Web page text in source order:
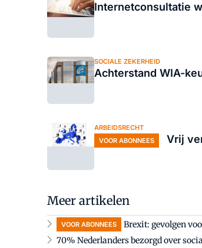
Internetconsultatie
SOCIALE ZEKERHEID
Achterstand WIA-
ARBEIDSRECHT
VOOR ABONNEES
Vrij
Meer artikelen
VOOR ABONNEES
Brexit: gevolgen
70% Nederlanders bezorgd over